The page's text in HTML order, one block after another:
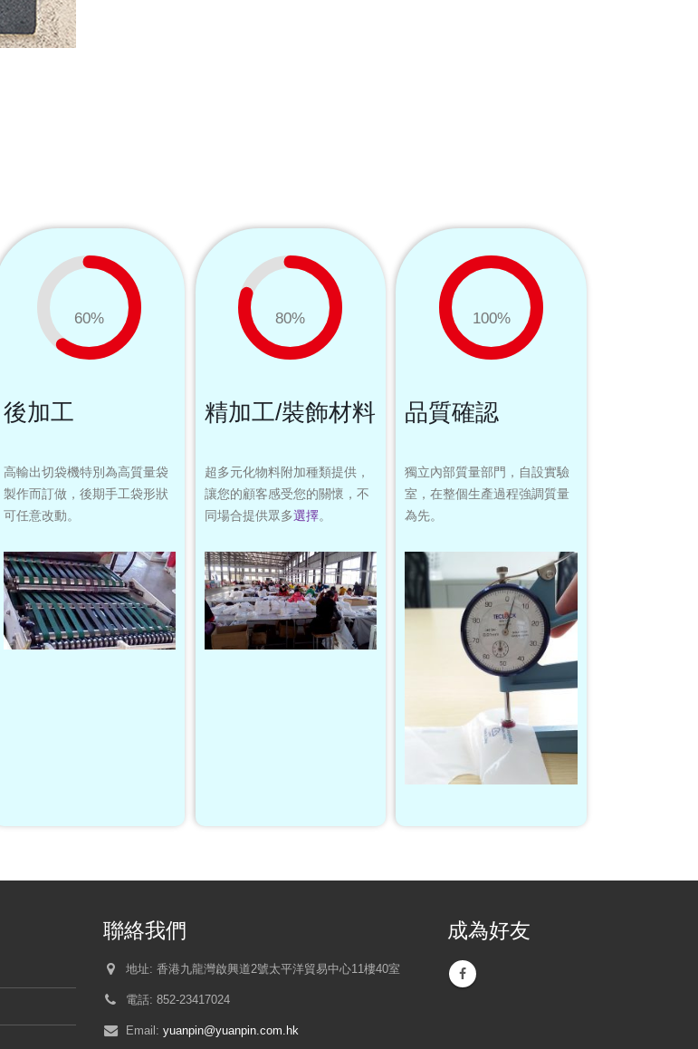
60%
後加工
高輸出切袋機特別為高質量袋
製作而訂做，後期手工袋形狀
可任意改動。
80%
精加工/裝飾材料
超多元化物料附加種類提供，
讓您的顧客感受您的關懷，不
同場合提供眾多選擇。
100%
品質確認
獨立內部質量部門，自設實驗
室，在整個生產過程強調質量
為先。
聯絡我們
地址: 香港九龍灣啟興道2號太平洋貿易中心11樓40室
電話: 852-23417024
Email: yuanpin@yuanpin.com.hk
成為好友